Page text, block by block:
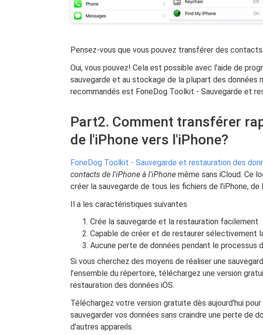
Pensez-vous que vous pouvez transférer des
Oui, vous pouvez! Cela est possible avec l'aide de
sauvegarde et au stockage de la plupart des données
recommandés est FoneDog Toolkit - Sauvegarde et
Part2. Comment transférer
de l'iPhone vers l'iPhone?
FoneDog Toolkit - Sauvegarde et restauration des
contacts de l'iPhone à l'iPhone même sans iCloud. Ce
créer la sauvegarde de tous les fichiers de l’iPhone, de
Il a les caractéristiques suivantes
Crée la sauvegarde et la restauration facilement
Capable de créer et de restaurer sélectivement
Aucune perte de données pendant le processus
Si vous cherchez des moyens de réaliser une
l’ensemble du répertoire, téléchargez une version
restauration des données iOS.
Téléchargez votre version gratuite dès aujourd'hui
sauvegarder vos données sans craindre une perte de
d'autres appareils.